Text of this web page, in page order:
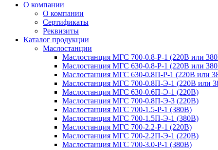
О компании
О компании
Сертификаты
Реквизиты
Каталог продукции
Маслостанции
Маслостанция МГС 700-0.8-Р-1 (220В или
Маслостанция МГС 630-0.8-Р-1 (220В или
Маслостанция МГС 630-0.8П-Р-1 (220В или
Маслостанция МГС 700-0.8П-Э-1 (220В или
Маслостанция МГС 630-0.6П-Э-1 (220В)
Маслостанция МГС 700-0.8П-Э-3 (220В)
Маслостанция МГС 700-1.5-Р-1 (380В)
Маслостанция МГС 700-1.5П-Э-1 (380В)
Маслостанция МГС 700-2.2-Р-1 (220В)
Маслостанция МГС 700-2.2П-Э-1 (220В)
Маслостанция МГС 700-3.0-Р-1 (380В)